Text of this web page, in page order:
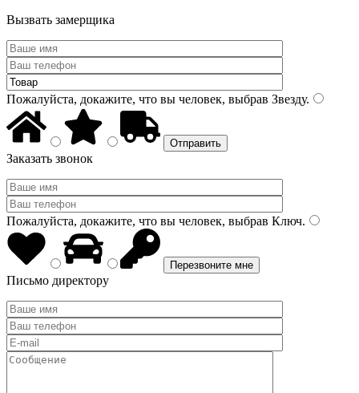
Вызвать замерщика
Пожалуйста, докажите, что вы человек, выбрав Звезду.
Заказать звонок
Пожалуйста, докажите, что вы человек, выбрав Ключ.
Письмо директору